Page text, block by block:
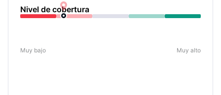
Nivel de cobertura

Muy bajo Muy alto